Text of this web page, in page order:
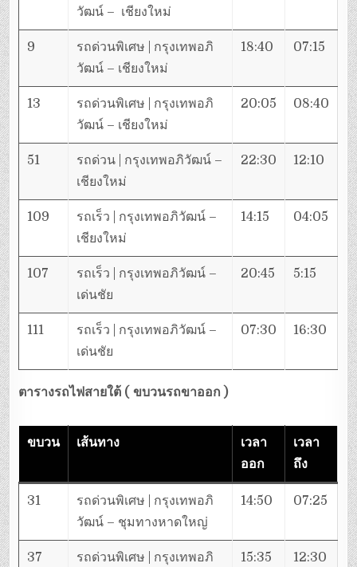
วัฒน์ – เชียงใหม่
9
รถด่วนพิเศษ | กรุงเทพอภิ
วัฒน์ – เชียงใหม่
18:40 07:15
13
รถด่วนพิเศษ | กรุงเทพอภิ
วัฒน์ – เชียงใหม่
20:05 08:40
51
รถด่วน | กรุงเทพอภิวัฒน์ –
เชียงใหม่
22:30 12:10
109
รถเร็ว | กรุงเทพอภิวัฒน์ –
เชียงใหม่
14:15 04:05
107
รถเร็ว | กรุงเทพอภิวัฒน์ –
เด่นชัย
20:45 5:15
111
รถเร็ว | กรุงเทพอภิวัฒน์ –
เด่นชัย
07:30 16:30
ตารางรถไฟสายใต้ ( ขบวนรถขาออก )
ขบวน เส้นทาง
เวลา
ออก
เวลา
ถึง
31
รถด่วนพิเศษ | กรุงเทพอภิ
วัฒน์ – ชุมทางหาดใหญ่
14:50 07:25
37 รถด่วนพิเศษ | กรุงเทพอภิ 15:35 12:30